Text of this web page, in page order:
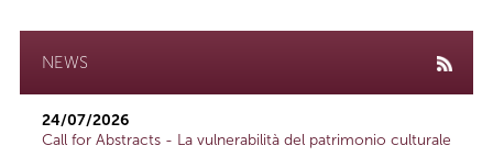
NEWS
24/07/2026
Call for Abstracts - La vulnerabilità del patrimonio culturale